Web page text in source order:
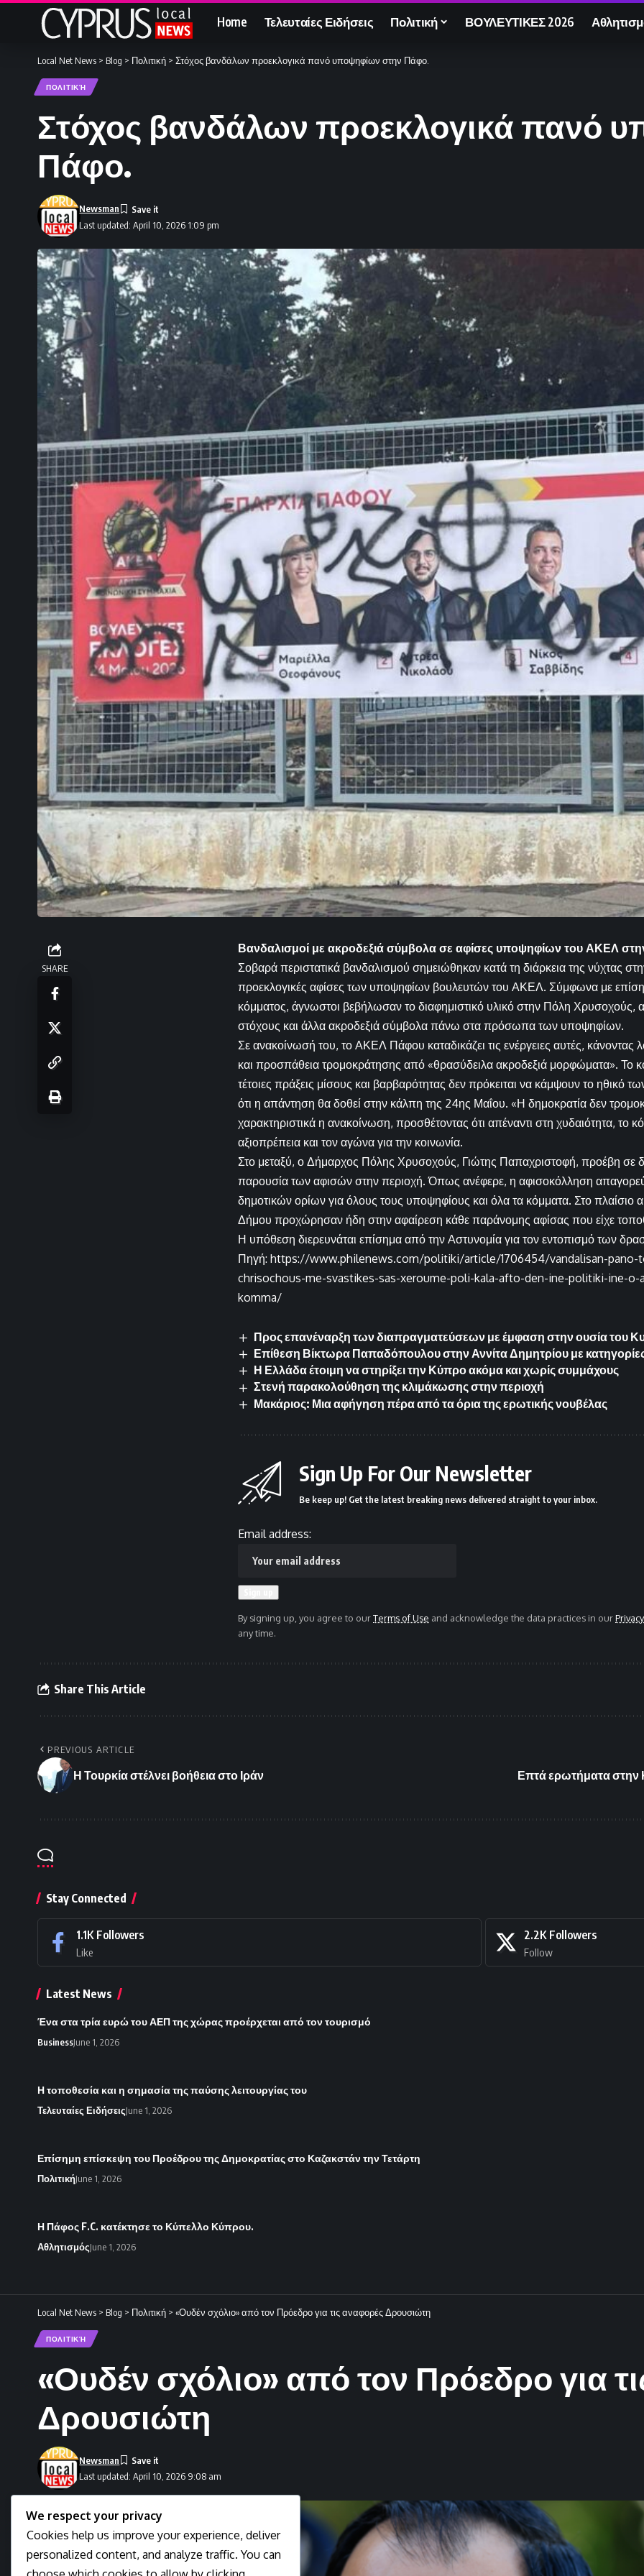
Home Τελευταίες Ειδήσεις Πολιτική ΒΟΥΛΕΥΤΙΚΕΣ 2026
Local Net News > Blog > Πολιτική > Στόχος βανδάλων προεκλογικά πανό υποψηφίων στην Πάφο.
ΠΟΛΙΤΙΚΉ
Στόχος βανδάλων προεκλογικά πανό
Πάφο.
Last updated: April 10, 2026 1:09 pm
Newsman
SHARE
Βανδαλισμοί με ακροδεξιά σύμβολα σε αφίσες υποψηφίων του ΑΚΕΛ
Σοβαρά περιστατικά βανδαλισμού σημειώθηκαν κατά τη διάρκεια της νύχτας
προεκλογικές αφίσες των υποψηφίων βουλευτών του ΑΚΕΛ. Σύμφωνα με
κόμματος, άγνωστοι βεβήλωσαν το διαφημιστικό υλικό στην Πόλη Χρυσοχούς,
στόχους και άλλα ακροδεξιά σύμβολα πάνω στα πρόσωπα των υποψηφίων.
Σε ανακοίνωσή του, το ΑΚΕΛ Πάφου καταδικάζει τις ενέργειες αυτές, κάνοντας
και προσπάθεια τρομοκράτησης από «θρασύδειλα ακροδεξιά μορφώματα». Το
τέτοιες πράξεις μίσους και βαρβαρότητας δεν πρόκειται να κάμψουν το ηθικό
ότι η απάντηση θα δοθεί στην κάλπη της 24ης Μαΐου. «Η δημοκρατία δεν
χαρακτηριστικά η ανακοίνωση, προσθέτοντας ότι απέναντι στη χυδαιότητα, το
αξιοπρέπεια και τον αγώνα για την κοινωνία.
Στο μεταξύ, ο Δήμαρχος Πόλης Χρυσοχούς, Γιώτης Παπαχριστοφή, προέβη σε
παρουσία των αφισών στην περιοχή. Όπως ανέφερε, η αφισοκόλληση
δημοτικών ορίων για όλους τους υποψηφίους και όλα τα κόμματα. Στο πλαίσιο
Δήμου προχώρησαν ήδη στην αφαίρεση κάθε παράνομης αφίσας που είχε
Η υπόθεση διερευνάται επίσημα από την Αστυνομία για τον εντοπισμό των
Πηγή: https://www.philenews.com/politiki/article/1706454/vandalisan-pano-
chrisochous-me-svastikes-sas-xeroume-poli-kala-afto-den-ine-politiki-ine-
komma/
Προς επανέναρξη των διαπραγματεύσεων με έμφαση στην ουσία του
Επίθεση Βίκτωρα Παπαδόπουλου στην Αννίτα Δημητρίου με κατηγορίες
Η Ελλάδα έτοιμη να στηρίξει την Κύπρο ακόμα και χωρίς συμμάχους
Στενή παρακολούθηση της κλιμάκωσης στην περιοχή
Μακάριος: Μια αφήγηση πέρα από τα όρια της ερωτικής νουβέλας
Sign Up For Our Newsletter
Be keep up! Get the latest breaking news delivered straight to your inbox.
Email address:
By signing up, you agree to ourTerms of Use and acknowledge the data practices in our
any time.
Share This Article
PREVIOUS ARTICLE
Η Τουρκία στέλνει βοήθεια στο Ιράν Επτά ερωτήματα στην
Stay Connected
1.1K Followers
Like
2.2K Followers
Follow
Latest News
Ένα στα τρία ευρώ του ΑΕΠ της χώρας προέρχεται από τον τουρισμό
BusinessJune 1, 2026
Η τοποθεσία και η σημασία της παύσης λειτουργίας του
Τελευταίες ΕιδήσειςJune 1, 2026
Επίσημη επίσκεψη του Προέδρου της Δημοκρατίας στο Καζακστάν την Τετάρτη
ΠολιτικήJune 1, 2026
Η Πάφος F.C. κατέκτησε το Κύπελλο Κύπρου.
ΑθλητισμόςJune 1, 2026
Local Net News > Blog > Πολιτική > «Ουδέν σχόλιο» από τον Πρόεδρο για τις αναφορές Δρουσιώτη
ΠΟΛΙΤΙΚΉ
«Ουδέν σχόλιο» από τον Πρόεδρο για
Δρουσιώτη
Last updated: April 10, 2026 9:08 am
Newsman
We respect your privacy
Cookies help us improve your experience, deliver
personalized content, and analyze traffic. You can